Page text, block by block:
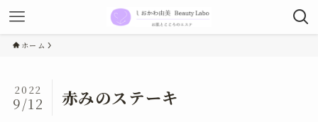
ホーム
赤みのステーキ
2022
9/12